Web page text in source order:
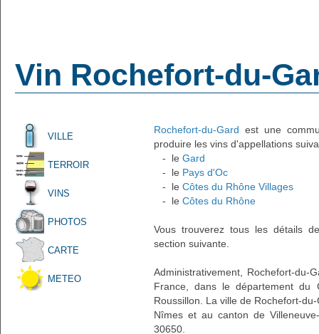
Vin Rochefort-du-
VILLE
TERROIR
VINS
PHOTOS
CARTE
METEO
Rochefort-du-Gard est une
produire les vins d'appellations
- le Gard
- le Pays d'Oc
- le Côtes du Rhône Villages
- le Côtes du Rhône
Vous trouverez tous les détails
section suivante.
Administrativement, Rochefort-
France, dans le département du
Roussillon. La ville de Rochefort-
Nîmes et au canton de
30650.